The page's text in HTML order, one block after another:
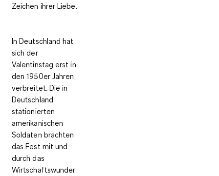
Zeichen ihrer Liebe.
In Deutschland hat
sich der
Valentinstag erst in
den 1950er Jahren
verbreitet. Die in
Deutschland
stationierten
amerikanischen
Soldaten brachten
das Fest mit und
durch das
Wirtschaftswunder